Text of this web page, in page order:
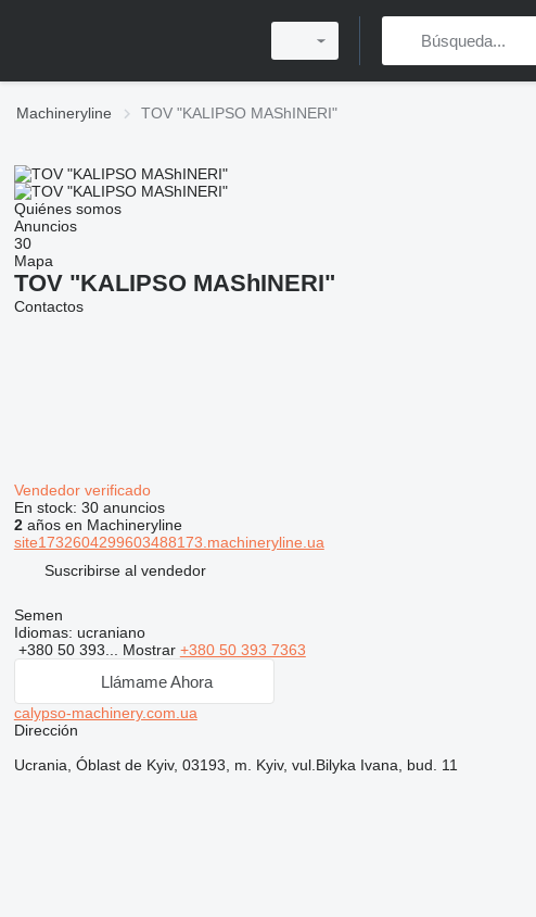
Machineryline TOV "KALIPSO MAShINERI"
Quiénes somos
Anuncios
30
Mapa
TOV "KALIPSO MAShINERI"
Contactos
Vendedor verificado
En stock: 30 anuncios
2años en Machineryline
site1732604299603488173.machineryline.ua
Suscribirse al vendedor
Semen
Idiomas: ucraniano
+380 50 393... Mostrar +380 50 393 7363
Llámame Ahora
calypso-machinery.com.ua
Dirección
Ucrania, Óblast de Kyiv, 03193, m. Kyiv, vul.Bilyka Ivana, bud. 11